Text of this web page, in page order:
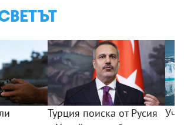
Турция поиска от Русия